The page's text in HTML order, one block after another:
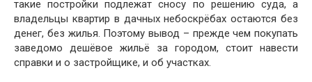
такие постройки подлежат сносу по решению суда, а
владельцы квартир в дачных небоскрёбах остаются без
денег, без жилья. Поэтому вывод – прежде чем покупать
заведомо дешёвое жильё за городом, стоит навести
справки и о застройщике, и об участках.